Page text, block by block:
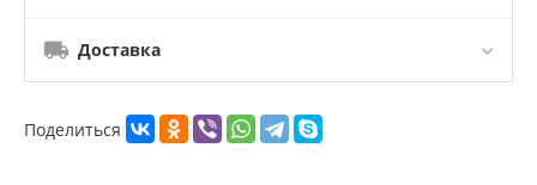
Доставка
Поделиться